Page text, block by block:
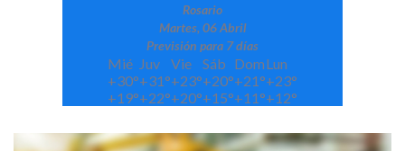
Rosario
Martes, 06 Abril
Previsión para 7 días
Mié Juv Vie Sáb DomLun
+30°+31°+23°+20°+21°+23°
+19°+22°+20°+15°+11°+12°